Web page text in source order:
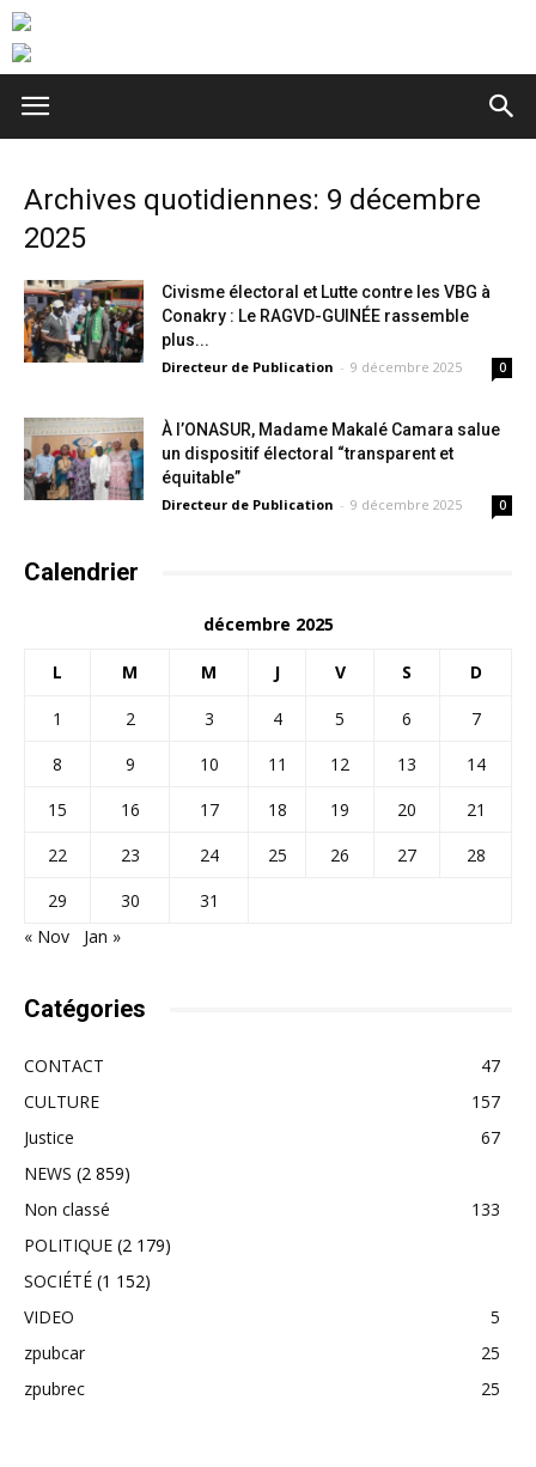
Archives quotidiennes: 9 décembre
2025
Civisme électoral et Lutte contre les VBG à
Conakry : Le RAGVD-GUINÉE rassemble
plus...
Directeur de Publication - 9 décembre 2025 0
À l’ONASUR, Madame Makalé Camara salue
un dispositif électoral “transparent et
équitable”
Directeur de Publication - 9 décembre 2025 0
Calendrier
décembre 2025
L M M J V S D
1 2 3 4 5 6
7
8
9 10 11 12 13
14
15
16 17 18 19 20
21
22
23 24 25 26 27
28
29
30
31
« Nov
Jan »
Catégories
CONTACT
47
CULTURE
157
Justice
67
NEWS (2 859)
Non classé
133
POLITIQUE (2 179)
SOCIÉTÉ (1 152)
VIDEO
5
zpubcar
25
zpubrec
25